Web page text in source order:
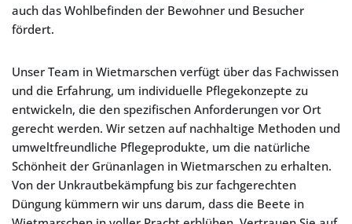
auch das Wohlbefinden der Bewohner und Besucher
fördert.
Unser Team in Wietmarschen verfügt über das Fachwissen
und die Erfahrung, um individuelle Pflegekonzepte zu
entwickeln, die den spezifischen Anforderungen vor Ort
gerecht werden. Wir setzen auf nachhaltige Methoden und
umweltfreundliche Pflegeprodukte, um die natürliche
Schönheit der Grünanlagen in Wietmarschen zu erhalten.
Von der Unkrautbekämpfung bis zur fachgerechten
Düngung kümmern wir uns darum, dass die Beete in